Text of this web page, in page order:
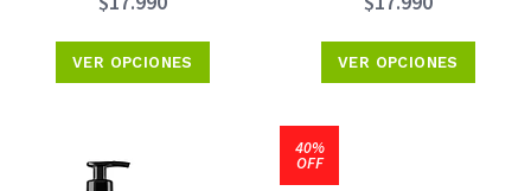
VER OPCIONES VER OPCIONES
40%
OFF